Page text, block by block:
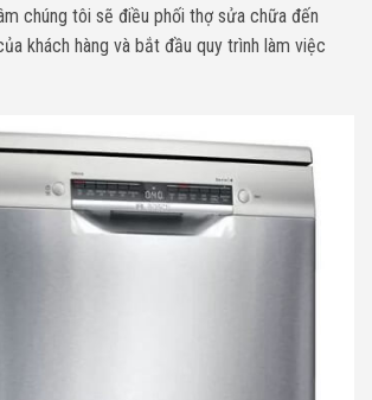
chúng tôi sẽ điều phối thợ sửa chữa đến
khách hàng và bắt đầu quy trình làm việc